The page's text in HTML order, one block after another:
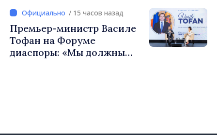
чтобы строить более
сильные сообщества»
/ 15 часов назад
Премьер-министр Василе
Тофан на Форуме
диаспоры: «Мы должны